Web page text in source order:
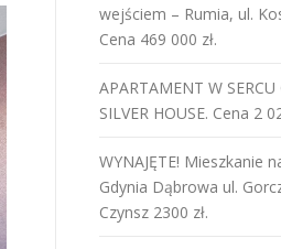
wejściem – Rumia, ul.
Cena 469 000 zł.
APARTAMENT W
SILVER HOUSE. Cena 2
WYNAJĘTE! Mieszkanie
Gdynia Dąbrowa ul.
Czynsz 2300 zł.